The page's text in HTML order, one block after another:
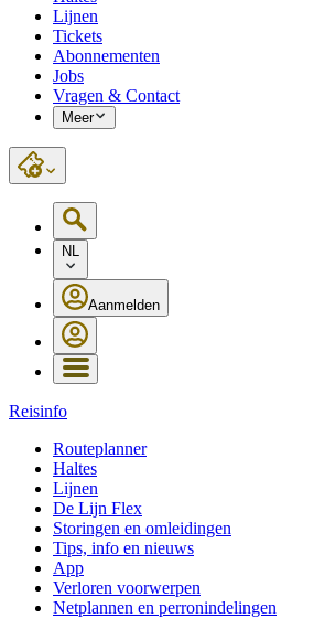
Lijnen
Tickets
Abonnementen
Jobs
Vragen & Contact
Meer
NL
Aanmelden
Reisinfo
Routeplanner
Haltes
Lijnen
De Lijn Flex
Storingen en omleidingen
Tips, info en nieuws
App
Verloren voorwerpen
Netplannen en perronindelingen